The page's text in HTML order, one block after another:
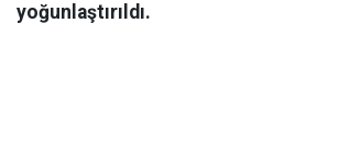
yoğunlaştırıldı.